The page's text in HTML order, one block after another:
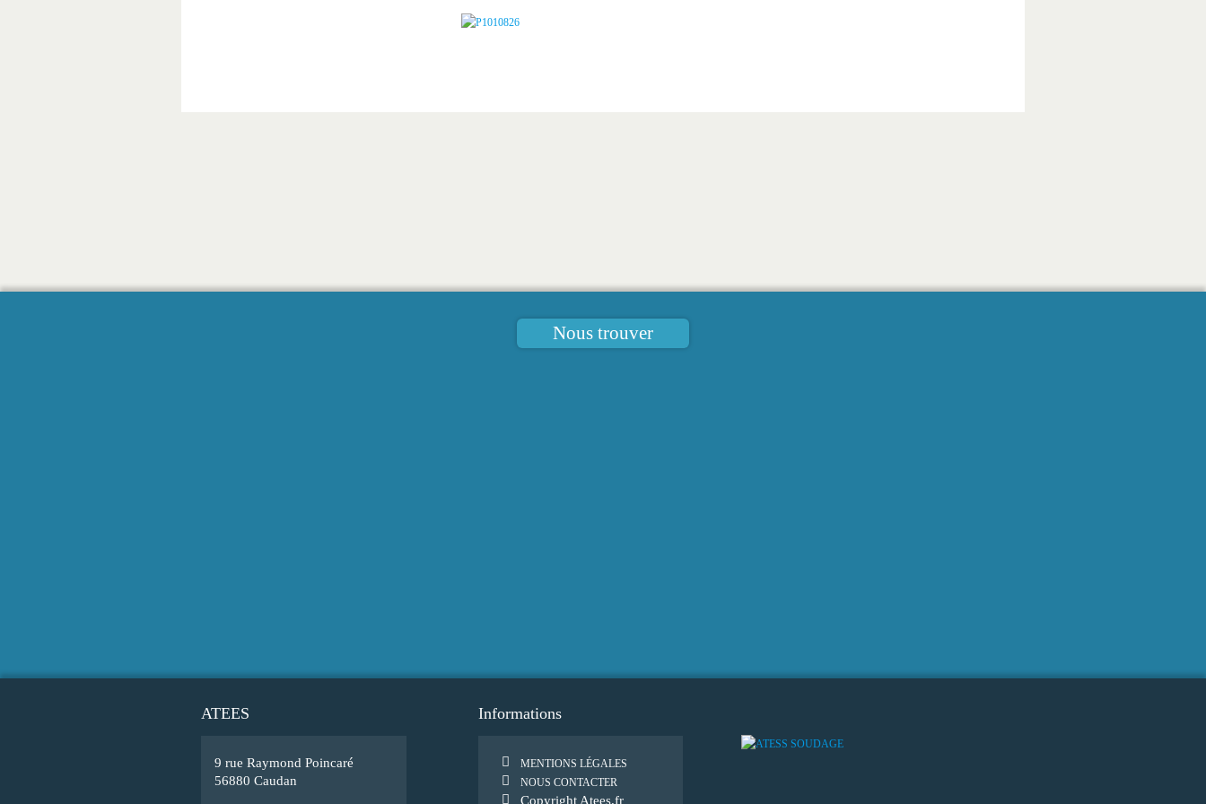
Nous trouver
ATEES
9 rue Raymond Poincaré
56880 Caudan
Informations
MENTIONS LÉGALES
NOUS CONTACTER
Copyright Atees.fr